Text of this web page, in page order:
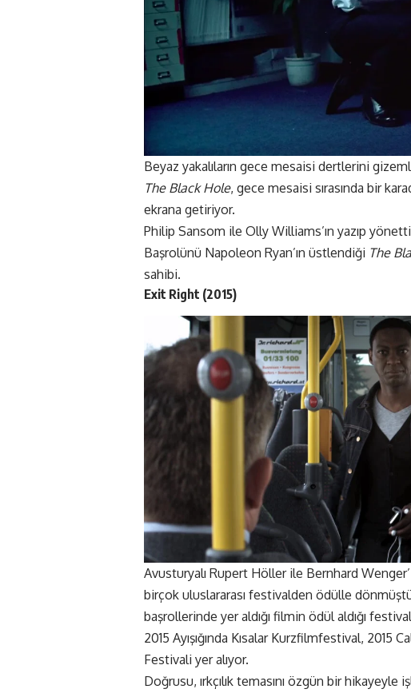
Beyaz yakalıların gece mesaisi dertlerini
The Black Hole, gece mesaisi sırasında bir
ekrana getiriyor.
Philip Sansom ile Olly Williams’ın yazıp
Başrolünü Napoleon Ryan’ın üstlendiği The
sahibi.
Exit Right (2015)
Avusturyalı Rupert Höller ile Bernhard
birçok uluslararası festivalden ödülle
başrollerinde yer aldığı filmin ödül aldığı
2015 Ayışığında Kısalar Kurzfilmfestival, 2015
Festivali yer alıyor.
Doğrusu, ırkçılık temasını özgün bir hikayeyle